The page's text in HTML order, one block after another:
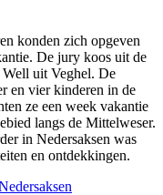
konden zich opgeven
De jury koos uit de
uit Veghel. De
en vier kinderen in de
ze een week vakantie
langs de Mittelweser.
in Nedersaksen was
en ontdekkingen.